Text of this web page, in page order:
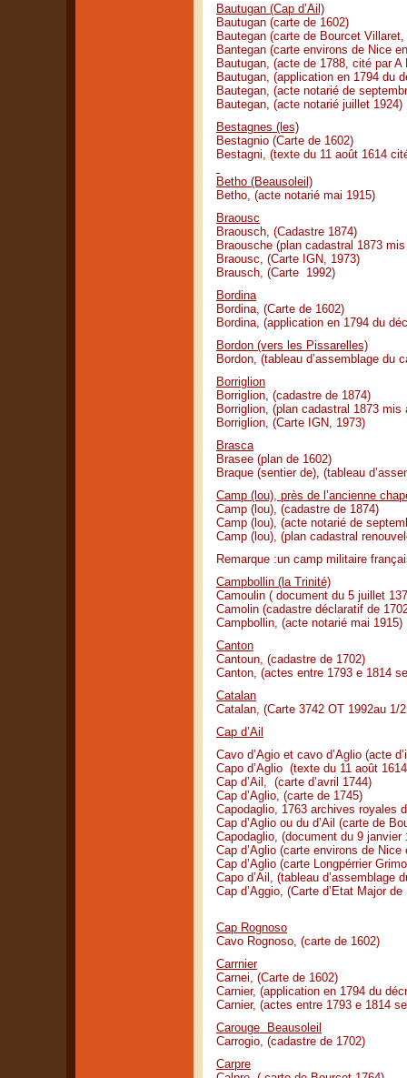
Bautugan (Cap d’Ail)
Bautugan (carte de 1602)
Bautegan (carte de Bourcet Villaret,
Bantegan (carte environs de Nice
Bautugan, (acte de 1788, cité par A
Bautugan, (application en 1794 du
Bautegan, (acte notarié de
Bautegan, (acte notarié juillet 1924)
Bestagnes (les)
Bestagnio (Carte de 1602)
Bestagni, (texte du 11 août 1614
Betho (Beausoleil)
Betho, (acte notarié mai 1915)
Braousc
Braousch, (Cadastre 1874)
Braousche (plan cadastral 1873
Braousc, (Carte IGN, 1973)
Brausch, (Carte 1992)
Bordina
Bordina, (Carte de 1602)
Bordina, (application en 1794 du
Bordon (vers les Pissarelles)
Bordon, (tableau d’assemblage du
Borriglion
Borriglion, (cadastre de 1874)
Borriglion, (plan cadastral 1873 mis
Borriglion, (Carte IGN, 1973)
Brasca
Brasee (plan de 1602)
Braque (sentier de), (tableau
Camp (lou), près de l’ancienne
Camp (lou), (cadastre de 1874)
Camp (lou), (acte notarié de
Camp (lou), (plan cadastral
Remarque :un camp militaire
Campbollin (la Trinité)
Camoulin ( document du 5 juillet
Camolin (cadastre déclaratif de
Campbollin, (acte notarié mai 1915)
Canton
Cantoun, (cadastre de 1702)
Canton, (actes entre 1793 e 1814
Catalan
Catalan, (Carte 3742 OT 1992au 1/
Cap d’Ail
Cavo d’Agio et cavo d’Aglio (acte
Capo d’Aglio (texte du 11 août
Cap d’Ail, (carte d’avril 1744)
Cap d’Aglio, (carte de 1745)
Capodaglio, 1763 archives royales
Cap d’Aglio ou du d’Ail (carte de
Capodaglio, (document du 9
Cap d’Aglio (carte environs de Nice
Cap d’Aglio (carte Longpérrier
Capo d’Ail, (tableau d’assemblage
Cap d’Aggio, (Carte d’Etat Major de
Cap Rognoso
Cavo Rognoso, (carte de 1602)
Carrnier
Carnei, (Carte de 1602)
Carnier, (application en 1794 du
Carnier, (actes entre 1793 e 1814
Carouge Beausoleil
Carrogio, (cadastre de 1702)
Carpre